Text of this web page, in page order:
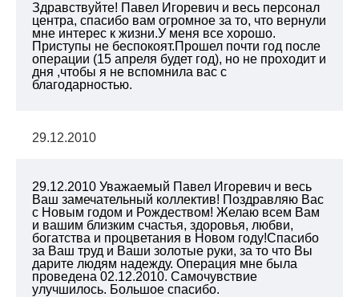
Здравствуйте! Павел Игоревич и весь персонал
центра, спасибо вам огромное за то, что вернули
мне интерес к жизни.У меня все хорошо.
Приступы не беспокоят.Прошел почти год после
операции (15 апреля будет год), но не проходит и
дня ,чтобы я не вспомнила вас с
благодарностью.
29.12.2010
29.12.2010 Уважаемый Павел Игоревич и весь
Ваш замечательный коллектив! Поздравляю Вас
с Новым годом и Рождеством! Желаю всем Вам
и вашим близким счастья, здоровья, любви,
богатства и процветания в Новом году!Спасибо
за Ваш труд и Ваши золотые руки, за то что Вы
дарите людям надежду. Операция мне была
проведена 02.12.2010. Самочувствие
улучшилось. Большое спасибо.